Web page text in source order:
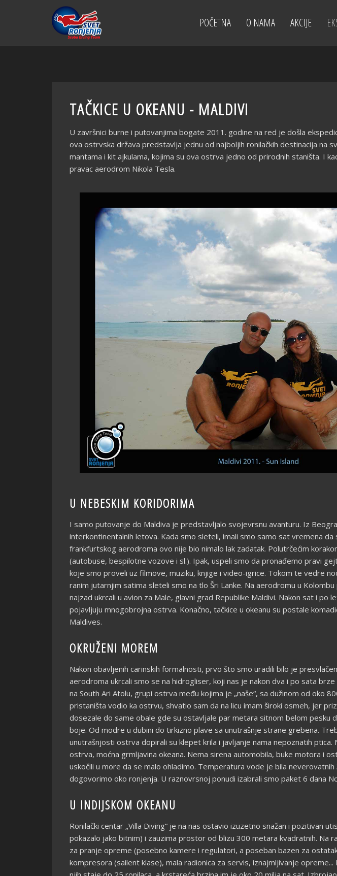
POČETNA O NAMA AKCIJE
TAČKICE U OKEANU - MALDIVI
U završnici burne i putovanjima bogate 2011. godine na red je došla
ova ostrvska država predstavlja jednu od najboljih ronilačkih destinacija na
mantama i kit ajkulama, kojima su ova ostrva jedno od prirodnih staništa. I
pravac aerodrom Nikola Tesla.
U NEBESKIM KORIDORIMA
I samo putovanje do Maldiva je predstavljalo svojevrsnu avanturu. Iz
interkontinentalnih letova. Kada smo sleteli, imali smo samo sat vremena da
frankfurtskog aerodroma ovo nije bio nimalo lak zadatak. Polutrčećim
(autobuse, bespilotne vozove i sl.). Ipak, uspeli smo da pronađemo pravi
koje smo proveli uz filmove, muziku, knjige i video-igrice. Tokom te vedre
ranim jutarnjim satima sleteli smo na tlo Šri Lanke. Na aerodromu u
najzad ukrcali u avion za Male, glavni grad Republike Maldivi. Nakon sat i
pojavljuju mnogobrojna ostrva. Konačno, tačkice u okeanu su postale
Maldives.
OKRUŽENI MOREM
Nakon obavljenih carinskih formalnosti, prvo što smo uradili bilo je
aerodroma ukrcali smo se na hidrogliser, koji nas je nakon dva i po sata
na South Ari Atolu, grupi ostrva među kojima je „naše“, sa dužinom od oko
pristaništa vodio ka ostrvu, shvatio sam da na licu imam široki osmeh, jer
dosezale do same obale gde su ostavljale par metara sitnom belom pesku
boje. Od modre u dubini do tirkizno plave sa unutrašnje strane grebena.
unutrašnjosti ostrva dopirali su klepet krila i javljanje nama nepoznatih
ostrva, moćna grmljavina okeana. Nema sirena automobila, buke motora i
uskočili u more da se malo ohladimo. Temperatura vode je bila
dogovorimo oko ronjenja. U raznovrsnoj ponudi izabrali smo paket 6 dana
U INDIJSKOM OKEANU
Ronilački centar „Villa Diving“ je na nas ostavio izuzetno snažan i pozitivan
pokazalo jako bitnim) i zauzima prostor od blizu 300 metara kvadratnih. Na
za pranje opreme (posebno kamere i regulatori, a poseban bazen za
kompresora (sailent klase), mala radionica za servis, iznajmljivanje